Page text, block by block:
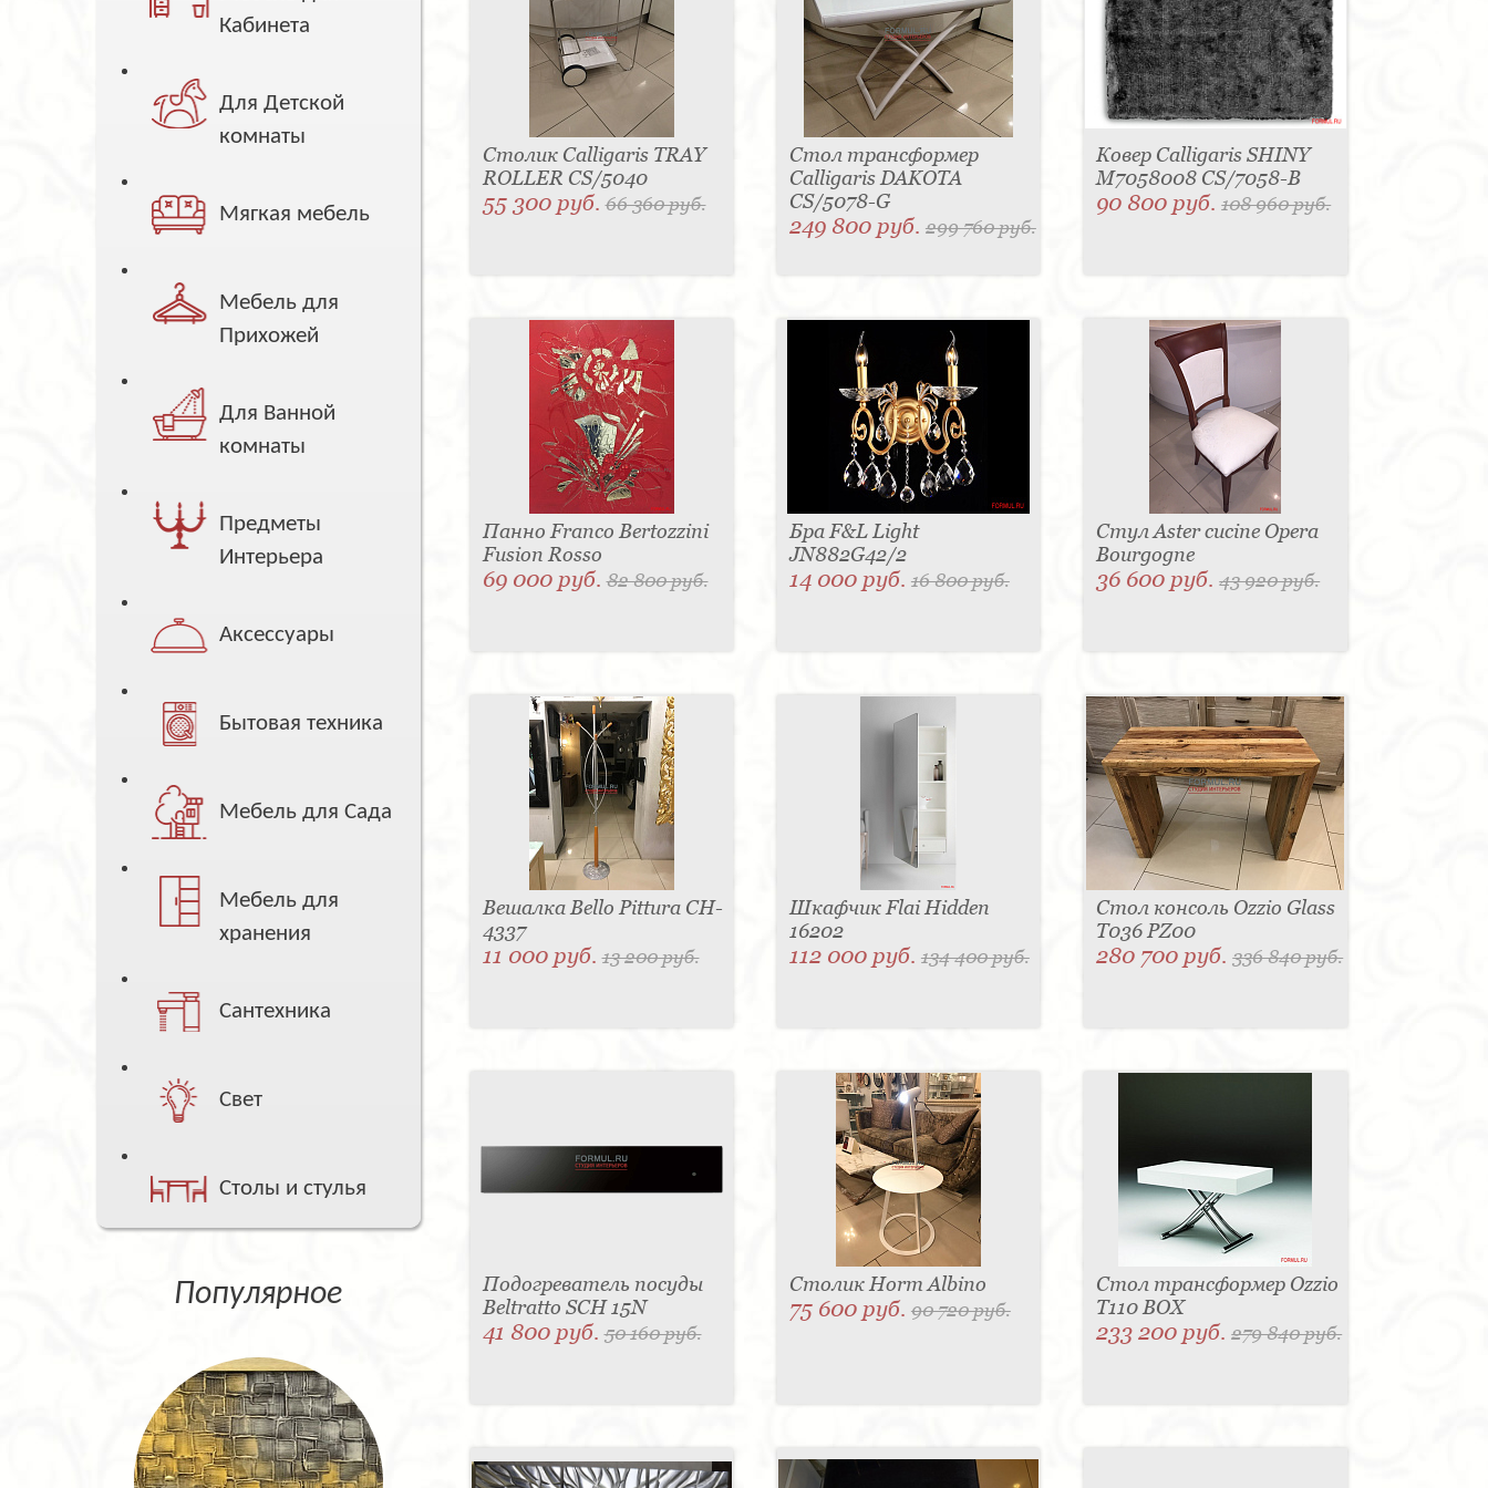
Кабинета
Для Детской
комнаты
Мягкая мебель
Мебель для
Прихожей
Для Ванной
комнаты
Предметы
Интерьера
Аксессуары
Бытовая техника
Мебель для Сада
Мебель для
хранения
Сантехника
Свет
Столы и стулья
Популярное
Столик Calligaris TRAY
ROLLER CS/5040
55 300 руб.66 360 руб.
Стол трансформер
Calligaris DAKOTA
CS/5078-G
249 800 руб. 299 760 руб.
Ковер Calligaris SHINY
M7058008 CS/7058-B
90 800 руб.108 960 руб.
Панно Franco Bertozzini
Fusion Rosso
69 000 руб.82 800 руб.
Бра F&L Light
JN882G42/2
14 000 руб. 16 800 руб.
Стул Aster cucine Opera
Bourgogne
36 600 руб.43 920 руб.
Вешалка Bello Pittura CH-
4337
11 000 руб.13 200 руб.
Шкафчик Flai Hidden
16202
112 000 руб. 134 400 руб.
Стол консоль Ozzio Glass
T036 PZ00
280 700 руб.336 840 руб.
Подогреватель посуды
Beltratto SCH 15N
41 800 руб.50 160 руб.
Столик Horm Albino
75 600 руб. 90 720 руб.
Стол трансформер Ozzio
T110 BOX
233 200 руб.279 840 руб.